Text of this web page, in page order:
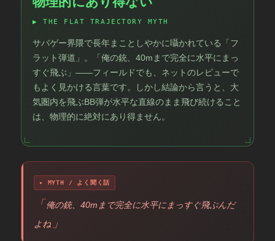
▶ THE FLAT TRAJECTORY MYTH
サバゲー界隈で長年まことしやかに囁かれている「フ
ラット弾道」。「俺の銃、40mまで完全に水平にまっ
すぐ飛ぶ」――フィールドでも、ネットのレビューで
もよく見かける言葉です。しかし結論から言うと、大
気圏内を飛ぶBB弾が水平な直線のまま飛び続けること
は、物理的に絶対にあり得ません。
▸ MYTH / よく聞く話
俺の銃、40mまで完全に水平にまっすぐ飛ぶんだ
よね